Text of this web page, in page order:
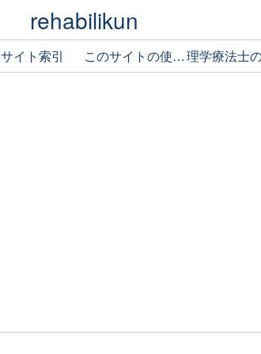
rehabilikun
サイト索引 このサイトの使い方